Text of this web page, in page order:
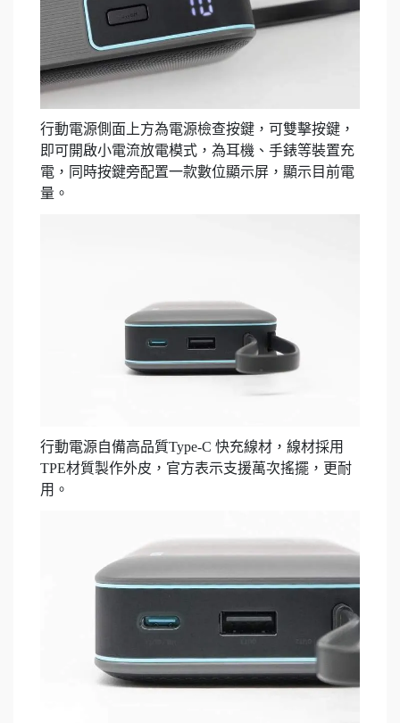
行動電源側面上方為電源檢查按鍵，可雙擊按鍵，
即可開啟小電流放電模式，為耳機、手錶等裝置充
電，同時按鍵旁配置一款數位顯示屏，顯示目前電
量。
行動電源自備高品質Type-C 快充線材，線材採用
TPE材質製作外皮，官方表示支援萬次搖擺，更耐
用。